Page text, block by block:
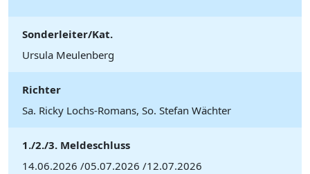
Sonderleiter/Kat.
Ursula Meulenberg
Richter
Sa. Ricky Lochs-Romans, So. Stefan Wächter
1./2./3. Meldeschluss
14.06.2026 /05.07.2026 /12.07.2026